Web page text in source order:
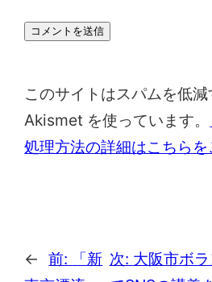
このサイトはスパムを低
Akismet を使っています。
処理方法の詳細はこちら
← 前:
「新 次: 大阪市ボ